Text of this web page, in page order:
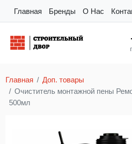
Главная Бренды О Нас
Главная
Доп. товары
Очиститель монтажной пены
500мл